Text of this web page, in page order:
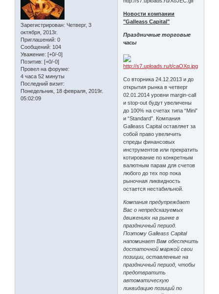
Зарегистрирован: Четверг, 3
октября, 2013г.
Приглашений: 0
Сообщений: 104
Уважение: [+0/-0]
Позитив: [+0/-0]
Провел на форуме:
4 часа 52 минуты
Последний визит:
Понедельник, 18 февраля, 2019г.
05:02:09
Новости компании
"Galleass Capital"
Праздничные торговые
часы
Со вторника 24.12.2013 и до
открытия рынка в четверг
02.01.2014 уровни margin-call
и stop-out будут увеличены
до 100% на счетах типа “Mini”
и “Standard”. Компания
Galleass Capital оставляет за
собой право увеличить
спреды финансовых
инструментов или прекратить
котирование по конкретным
валютным парам для счетов
любого до тех пор пока
рыночная ликвидность
остается нестабильной.
Компания предупреждает
Вас о непредсказуемых
движениях на рынке в
праздничный период.
Поэтому Galleass Capital
напоминает Вам обеспечить
достаточной маржой свои
позиции, оставленные на
праздничный период, чтобы
предотвратить
автоматическую
ликвидацию позиций по